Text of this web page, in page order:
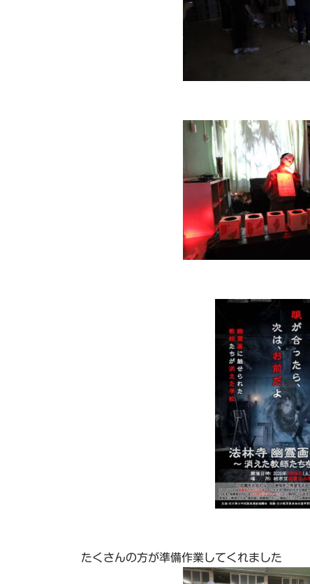
たくさんの方が準備作業してくれました